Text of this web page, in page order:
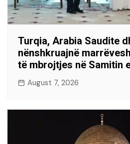
Turqia, Arabia Saudite
nënshkruajnë
të mbrojtjes në Samitin
August 7, 2026